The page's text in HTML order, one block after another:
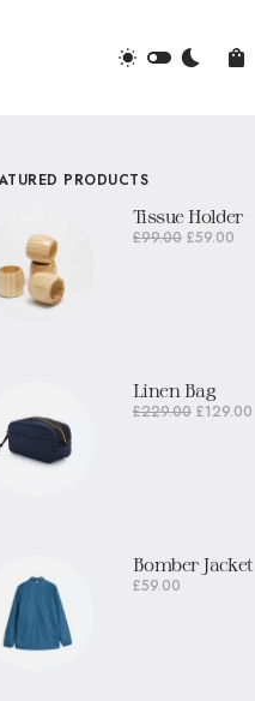
PRODUCTS
Tissue Holder
£99.00 £59.00
Linen Bag
£229.00 £129.00
Bomber Jacket
£59.00